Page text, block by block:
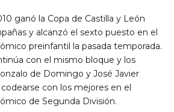
ganó la Copa de Castilla y León
y alcanzó el sexto puesto en el
preinfantil la pasada temporada.
con el mismo bloque y los
de Domingo y José Javier
codearse con los mejores en el
de Segunda División.